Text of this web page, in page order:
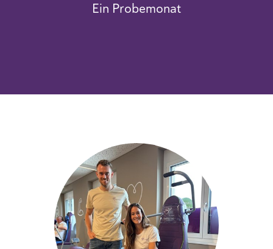
Ein Probemonat